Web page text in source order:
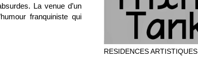
La venue d’un
franquiniste qui
RESIDENCES ARTISTIQUES